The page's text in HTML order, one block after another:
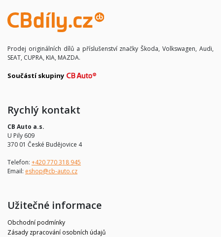
Prodej originálních dílů a příslušenství značky Škoda, Volkswagen, Audi,
SEAT, CUPRA, KIA, MAZDA.
Součástí skupiny
Rychlý kontakt
CB Auto a.s.
U Pily 609
370 01 České Budějovice 4
Telefon: +420 770 318 945
Email: eshop@cb-auto.cz
Užitečné informace
Obchodní podmínky
Zásady zpracování osobních údajů